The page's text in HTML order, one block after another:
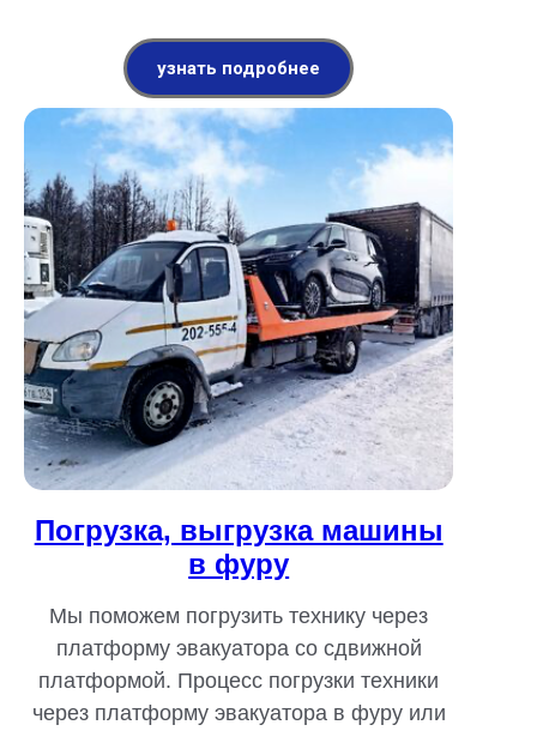
узнать подробнее
Погрузка, выгрузка машины
в фуру
Мы поможем погрузить технику через
платформу эвакуатора со сдвижной
платформой. Процесс погрузки техники
через платформу эвакуатора в фуру или